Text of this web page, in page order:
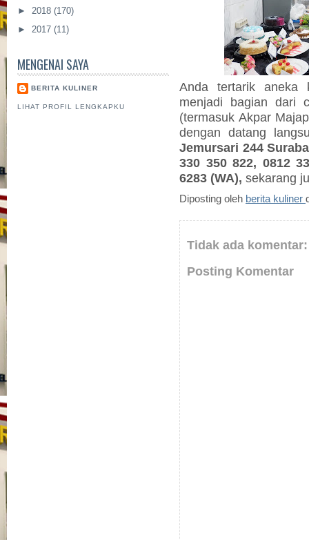
► 2018 (170)
► 2017 (11)
MENGENAI SAYA
BERITA KULINER
LIHAT PROFIL LENGKAPKU
Anda tertarik aneka
menjadi bagian dari
(termasuk Akpar
dengan datang
Jemursari 244
330 350 822, 0812
6283 (WA), sekarang
Diposting oleh berita kuliner
Tidak ada komentar:
Posting Komentar